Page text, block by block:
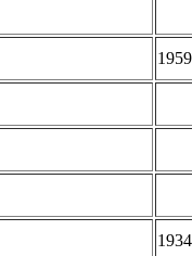
1959
1934